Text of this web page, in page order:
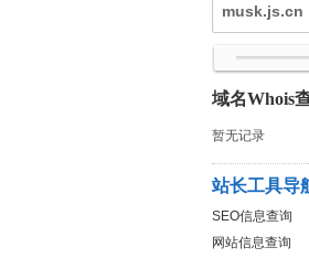
域名Whois
暂无记录
站长工具导
SEO信息查询
网站信息查询